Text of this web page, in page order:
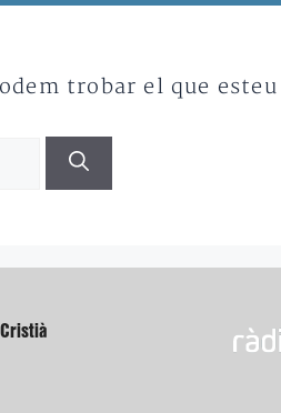
trobar el que